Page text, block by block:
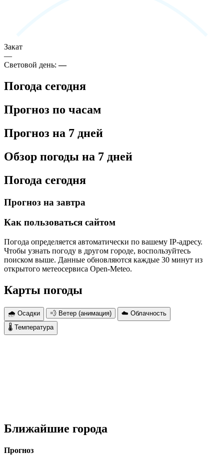
Закат
—
Световой день:—
Погода сегодня
Прогноз по часам
Прогноз на 7 дней
Обзор погоды на 7 дней
Погода сегодня
Прогноз на завтра
Как пользоваться сайтом
Погода определяется автоматически по вашему IP-адресу.
Чтобы узнать погоду в другом городе, воспользуйтесь
поиском выше. Данные обновляются каждые 30 минут из
открытого метеосервиса Open-Meteo.
Карты погоды
🌧 Осадки 💨 Ветер (анимация)
☁️ Облачность
🌡 Температура
Ближайшие города
Прогноз